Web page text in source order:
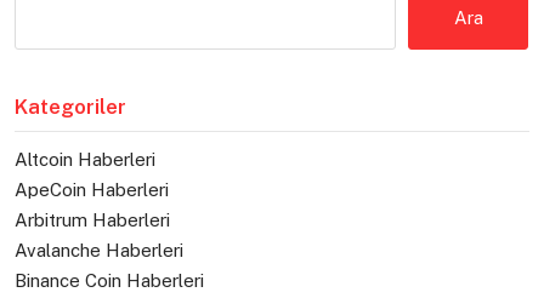
Ara
Kategoriler
Altcoin Haberleri
ApeCoin Haberleri
Arbitrum Haberleri
Avalanche Haberleri
Binance Coin Haberleri